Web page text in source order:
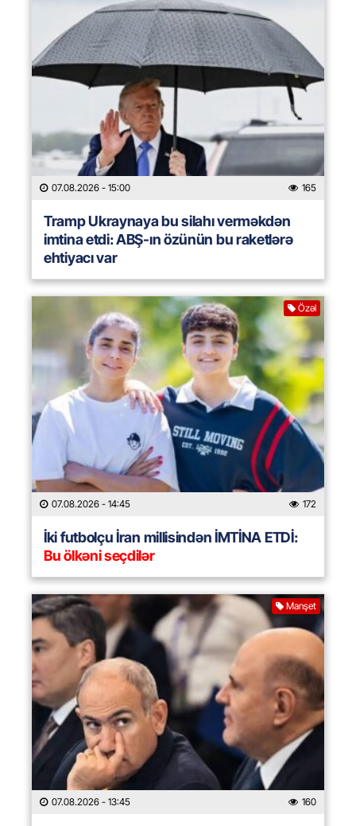
07.08.2026 - 15:00 165
Tramp Ukraynaya bu silahı verməkdən
imtina etdi: ABŞ-ın özünün bu raketlərə
ehtiyacı var
Özəl
07.08.2026 - 14:45 172
İki futbolçu İran millisindən İMTİNA ETDİ:
Bu ölkəni seçdilər
Manşet
07.08.2026 - 13:45 160